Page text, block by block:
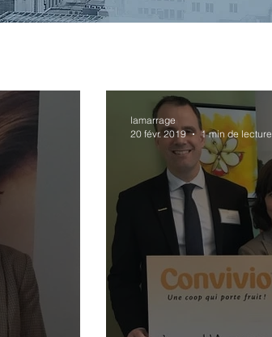
lamarrage
20 févr. 2019
1 min de lecture